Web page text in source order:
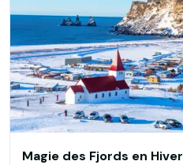
Magie des Fjords en Hiver